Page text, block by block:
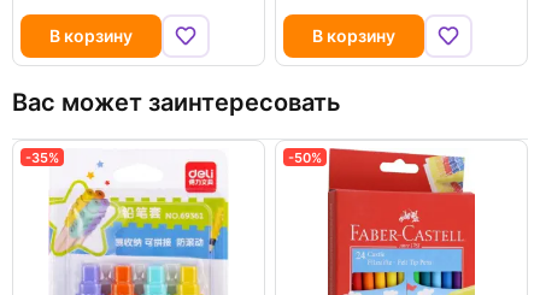
В корзину В корзину
Вас может заинтересовать
-35% -50%